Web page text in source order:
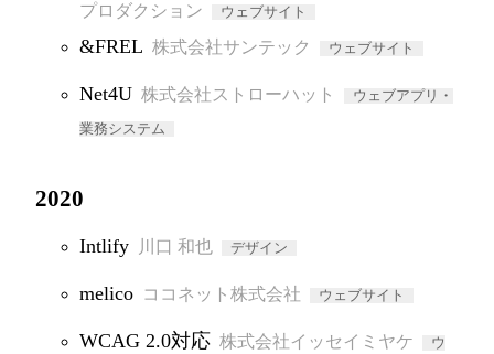
プロダクション
ウェブサイト
&FREL 株式会社サンテック ウェブサイト
Net4U 株式会社ストローハット ウェブアプリ・
業務システム
2020
Intlify 川口 和也 デザイン
melico ココネット株式会社 ウェブサイト
WCAG 2.0対応 株式会社イッセイミヤケ ウ